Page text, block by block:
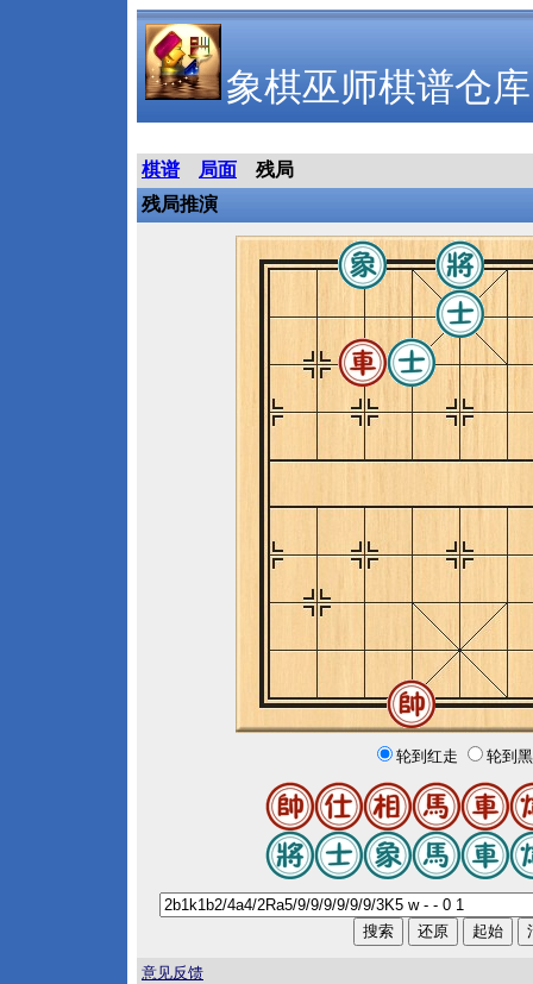
象棋巫师棋谱仓库
棋谱 局面
残局
残局推演
轮到红走 轮到
意见反馈